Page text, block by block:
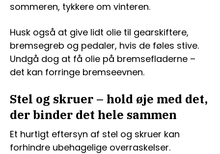
sommeren, tykkere om vinteren.
Husk også at give lidt olie til gearskiftere,
bremsegreb og pedaler, hvis de føles stive.
Undgå dog at få olie på bremsefladerne –
det kan forringe bremseevnen.
Stel og skruer – hold øje med det,
der binder det hele sammen
Et hurtigt eftersyn af stel og skruer kan
forhindre ubehagelige overraskelser.